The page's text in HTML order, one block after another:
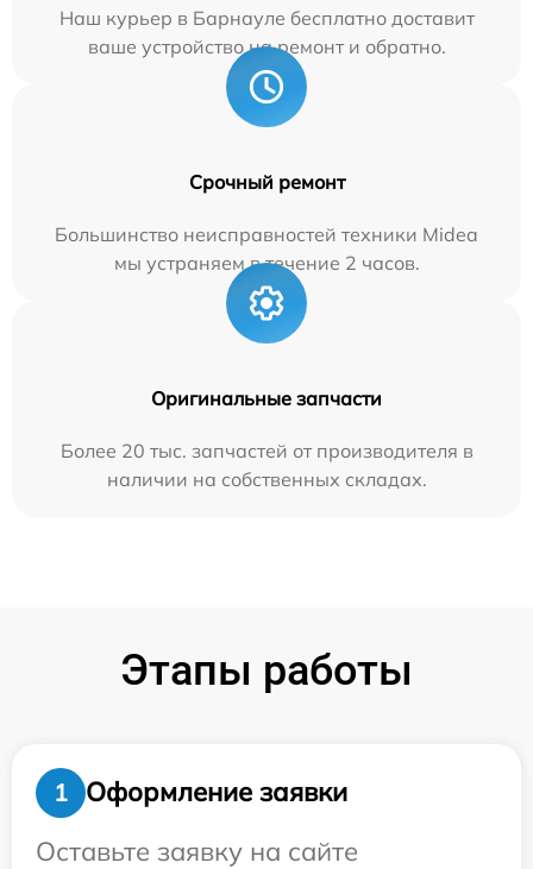
Наш курьер в Барнауле бесплатно доставит
ваше устройство на ремонт и обратно.
Срочный ремонт
Большинство неисправностей техники Midea
мы устраняем в течение 2 часов.
Оригинальные запчасти
Более 20 тыс. запчастей от производителя в
наличии на собственных складах.
Этапы работы
1
Оформление заявки
Оставьте заявку на сайте